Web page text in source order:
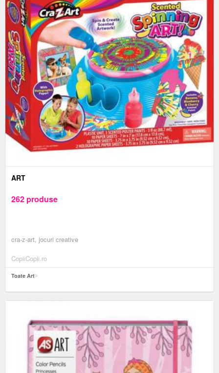
ART
262 produse
cra-z-art, jocuri creative
CopiiCopii.ro
Toate Art